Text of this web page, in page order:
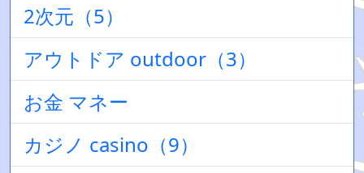
2次元（5）
アウトドア outdoor（3）
お金 マネー
カジノ casino（9）